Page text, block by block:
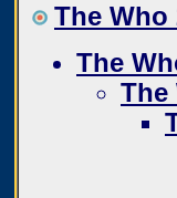
The Who
The
The